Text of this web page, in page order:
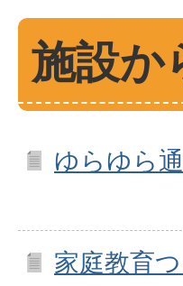
て
サ
イ
施設か
ゆらゆら
家庭教育